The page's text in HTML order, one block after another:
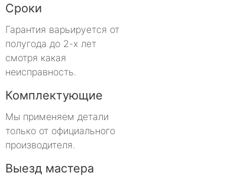
Сроки
Гарантия варьируется от
полугода до 2-х лет
смотря какая
неисправность.
Комплектующие
Мы применяем детали
только от официального
производителя.
Выезд мастера